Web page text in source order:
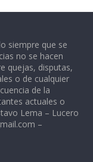
siempre que se
no se hacen
quejas, disputas,
o de cualquier
de la
actuales o
Lema – Lucero
–